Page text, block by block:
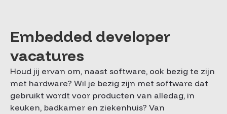
Embedded developer
vacatures
Houd jij ervan om, naast software, ook bezig te zijn
met hardware? Wil je bezig zijn met software dat
gebruikt wordt voor producten van alledag, in
keuken, badkamer en ziekenhuis? Van